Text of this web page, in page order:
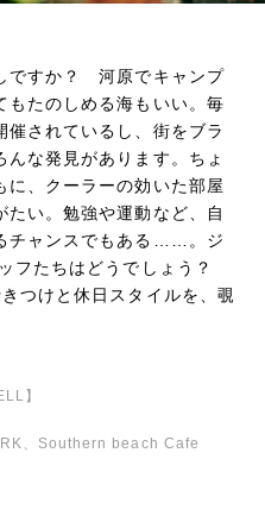
ですか？ 河原でキャンプ
もたのしめる海もいい。毎
されているし、街をブラ
な発見があります。ちょ
に、クーラーの効いた部屋
たい。勉強や運動など、自
チャンスでもある……。ジ
フたちはどうでしょう？
つけと休日スタイルを、覗
】
、Southern beach Cafe